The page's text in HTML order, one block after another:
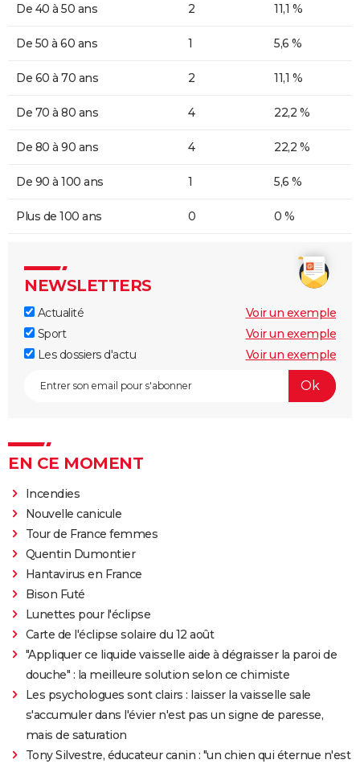
De 40 à 50 ans 2 11,1 %
De 50 à 60 ans 1 5,6 %
De 60 à 70 ans 2 11,1 %
De 70 à 80 ans 4 22,2 %
De 80 à 90 ans 4 22,2 %
De 90 à 100 ans 1 5,6 %
Plus de 100 ans 0 0 %
NEWSLETTERS
Actualité
Voir un exemple
Sport
Voir un exemple
Les dossiers d'actu
Voir un exemple
EN CE MOMENT
Incendies
Nouvelle canicule
Tour de France femmes
Quentin Dumontier
Hantavirus en France
Bison Futé
Lunettes pour l'éclipse
Carte de l'éclipse solaire du 12 août
"Appliquer ce liquide vaisselle aide à dégraisser la paroi de
douche" : la meilleure solution selon ce chimiste
Les psychologues sont clairs : laisser la vaisselle sale
s'accumuler dans l'évier n'est pas un signe de paresse,
mais de saturation
Tony Silvestre, éducateur canin : "un chien qui éternue n'est